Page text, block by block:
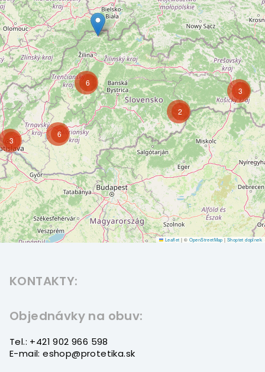
2
3
3
6
6
Leaflet | © OpenStreetMap | Shoptet doplnek
KONTAKTY:
Objednávky na obuv:
Tel.: +421 902 966 598
E-mail: eshop@protetika.sk